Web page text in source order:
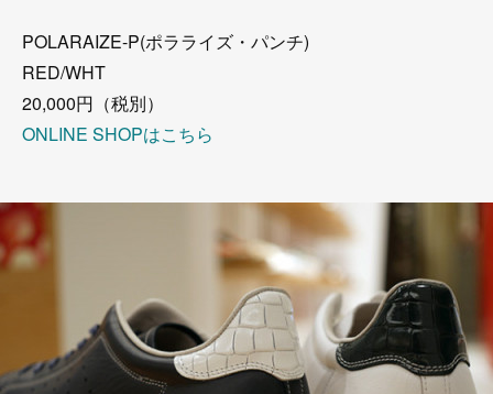
POLARAIZE-P(ポラライズ・パンチ)
RED/WHT
20,000円（税別）
ONLINE SHOPはこちら